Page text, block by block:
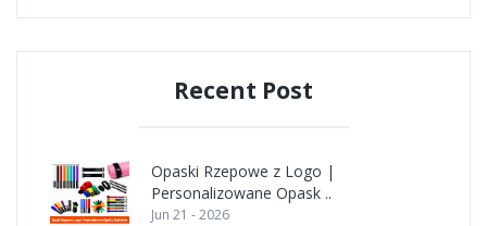
Recent Post
Opaski Rzepowe z Logo |
Personalizowane Opask ..
Jun 21 - 2026